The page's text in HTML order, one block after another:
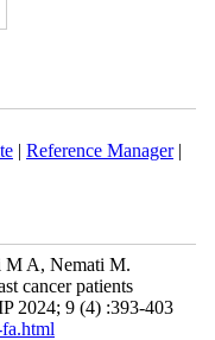
|Reference Manager
M A, Nemati M.
cancer patients
2024; 9 (4) :393-403
fa.html